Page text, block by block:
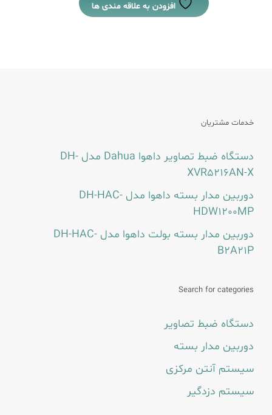
افزودن به علاقه مندی ها
خدمات مشتریان
دستگاه ضبط تصاویر داهوا Dahua مدل DH-
XVR5216AN-X
دوربین مدار بسته داهوا مدل DH-HAC-
HDW1200MP
دوربین مدار بسته بولت داهوا مدل DH-HAC-
B2A21P
Search for categories
دستگاه ضبط تصاویر
دوربین مدار بسته
سیستم آنتن مرکزی
سیستم دزدگیر